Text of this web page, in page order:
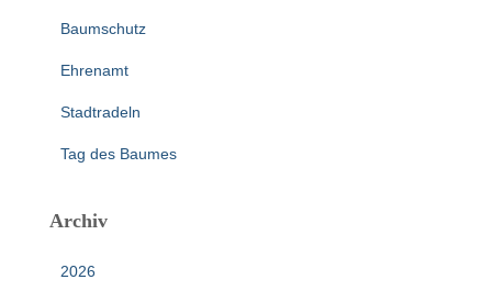
Baumschutz
Ehrenamt
Stadtradeln
Tag des Baumes
Archiv
2026